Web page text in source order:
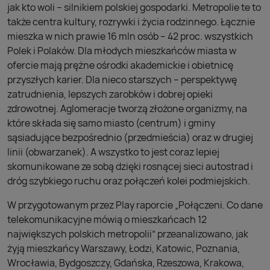
jak kto woli – silnikiem polskiej gospodarki. Metropolie te to
także centra kultury, rozrywki i życia rodzinnego. Łącznie
mieszka w nich prawie 16 mln osób – 42 proc. wszystkich
Polek i Polaków. Dla młodych mieszkańców miasta w
ofercie mają prężne ośrodki akademickie i obietnicę
przyszłych karier. Dla nieco starszych – perspektywę
zatrudnienia, lepszych zarobków i dobrej opieki
zdrowotnej. Aglomeracje tworzą złożone organizmy, na
które składa się samo miasto (centrum) i gminy
sąsiadujące bezpośrednio (przedmieścia) oraz w drugiej
linii (obwarzanek). A wszystko to jest coraz lepiej
skomunikowane ze sobą dzięki rosnącej sieci autostrad i
dróg szybkiego ruchu oraz połączeń kolei podmiejskich.
W przygotowanym przez Play raporcie „Połączeni. Co dane
telekomunikacyjne mówią o mieszkańcach 12
największych polskich metropolii” przeanalizowano, jak
żyją mieszkańcy Warszawy, Łodzi, Katowic, Poznania,
Wrocławia, Bydgoszczy, Gdańska, Rzeszowa, Krakowa,